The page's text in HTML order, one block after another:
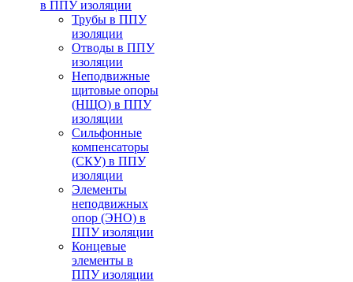
в ППУ изоляции
Трубы в ППУ
изоляции
Отводы в ППУ
изоляции
Неподвижные
щитовые опоры
(НЩО) в ППУ
изоляции
Cильфонные
компенсаторы
(СКУ) в ППУ
изоляции
Элементы
неподвижных
опор (ЭНО) в
ППУ изоляции
Концевые
элементы в
ППУ изоляции